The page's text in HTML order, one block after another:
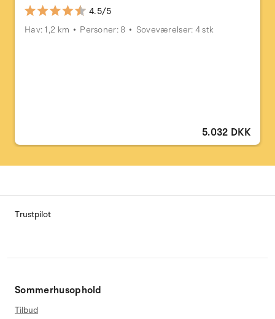
4.5/5
Hav: 1,2 km
Personer: 8 Soveværelser: 4 stk
5.032 DKK
Trustpilot
Sommerhusophold
Tilbud